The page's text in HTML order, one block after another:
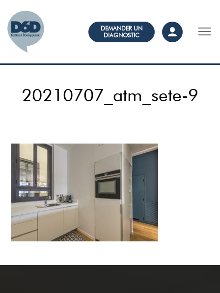
DEMANDER UN
DIAGNOSTIC
20210707_atm_sete-9